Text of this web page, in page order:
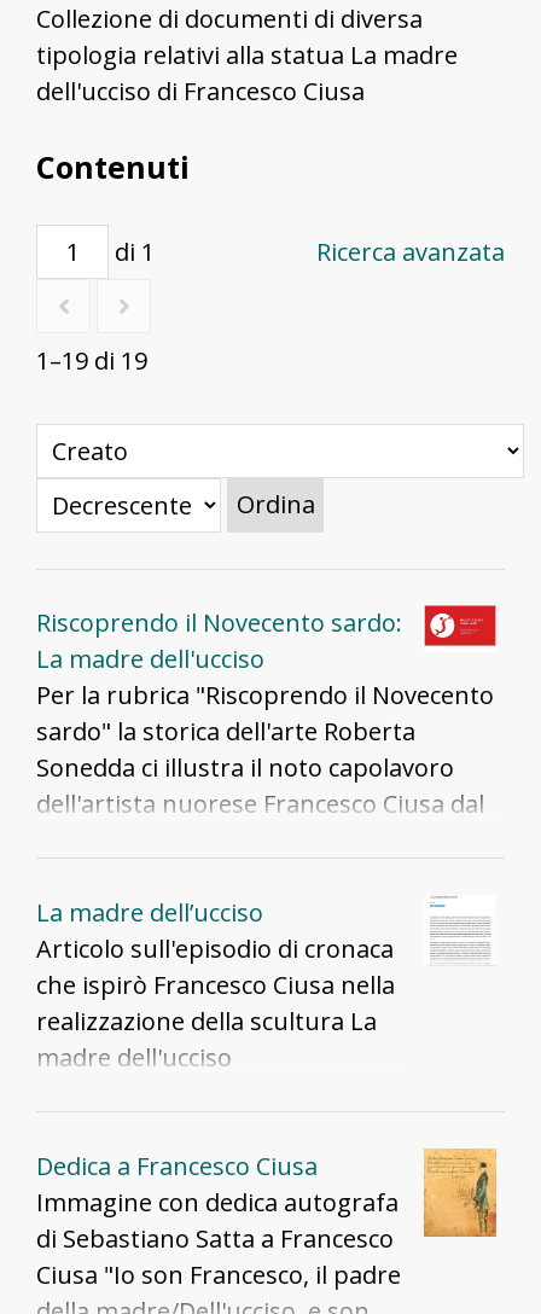
Collezione di documenti di diversa
tipologia relativi alla statua La madre
dell'ucciso di Francesco Ciusa
Contenuti
di 1
1–19 di 19
Ricerca avanzata
Ordina
Riscoprendo il Novecento sardo:
La madre dell'ucciso
Per la rubrica "Riscoprendo il Novecento
sardo" la storica dell'arte Roberta
Sonedda ci illustra il noto capolavoro
dell'artista nuorese Francesco Ciusa dal
La madre dell’ucciso
Articolo sull'episodio di cronaca
che ispirò Francesco Ciusa nella
realizzazione della scultura La
madre dell'ucciso
Dedica a Francesco Ciusa
Immagine con dedica autografa
di Sebastiano Satta a Francesco
Ciusa "Io son Francesco, il padre